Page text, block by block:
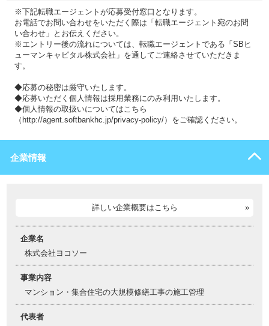
※下記転職エージェントが応募受付窓口となります。
お電話でお問い合わせをいただく際は「転職エージェント宛のお問
い合わせ」とお伝えください。
※エントリー後の流れについては、転職エージェントである「SBヒ
ューマンキャピタル株式会社」を通してご連絡させていただきま
す。
◆応募の秘密は厳守いたします。
◆応募いただく個人情報は採用業務にのみ利用いたします。
◆個人情報の取扱いについてはこちら
（http://agent.softbankhc.jp/privacy-policy/）をご確認ください。
企業情報
詳しい企業概要はこちら
企業名
株式会社ヨコソー
事業内容
マンション・集合住宅の大規模修繕工事の施工管理
代表者